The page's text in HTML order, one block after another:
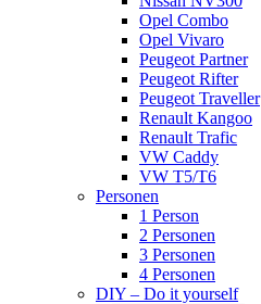
Opel Combo
Opel Vivaro
Peugeot Partner
Peugeot Rifter
Peugeot Traveller
Renault Kangoo
Renault Trafic
VW Caddy
VW T5/T6
Personen
1 Person
2 Personen
3 Personen
4 Personen
DIY – Do it yourself